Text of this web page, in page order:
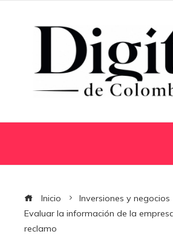
Inicio
Inversiones y negocios
Evaluar la información de la
reclamo